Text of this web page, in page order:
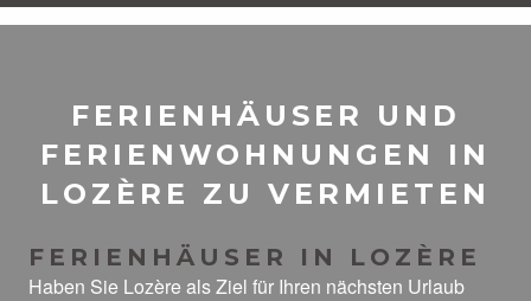
LES GRANGES DE LEO, Gîte à Aston
FERIENHÄUSER UND
FERIENWOHNUNGEN IN
LOZÈRE ZU VERMIETEN
FERIENHÄUSER IN LOZÈRE
Haben Sie Lozère als Ziel für Ihren nächsten Urlaub